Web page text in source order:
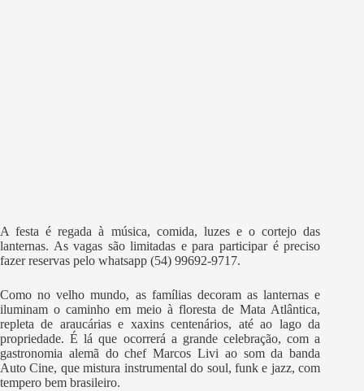
A festa é regada à música, comida, luzes e o cortejo das
lanternas. As vagas são limitadas e para participar é preciso
fazer reservas pelo whatsapp (54) 99692-9717.
Como no velho mundo, as famílias decoram as lanternas e
iluminam o caminho em meio à floresta de Mata Atlântica,
repleta de araucárias e xaxins centenários, até ao lago da
propriedade. É lá que ocorrerá a grande celebração, com a
gastronomia alemã do chef Marcos Livi ao som da banda
Auto Cine, que mistura instrumental do soul, funk e jazz, com
tempero bem brasileiro.